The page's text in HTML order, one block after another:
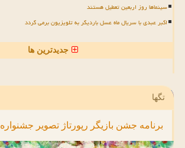
سینماها روز اربعین تعطیل هستند
اکبر عبدی با سریال ماه عسل باردیگر به تلویزیون برمی گردد
جدیدترین ها
تگها
برنامه جشن بازیگر رپورتاژ تصویر جشنواره